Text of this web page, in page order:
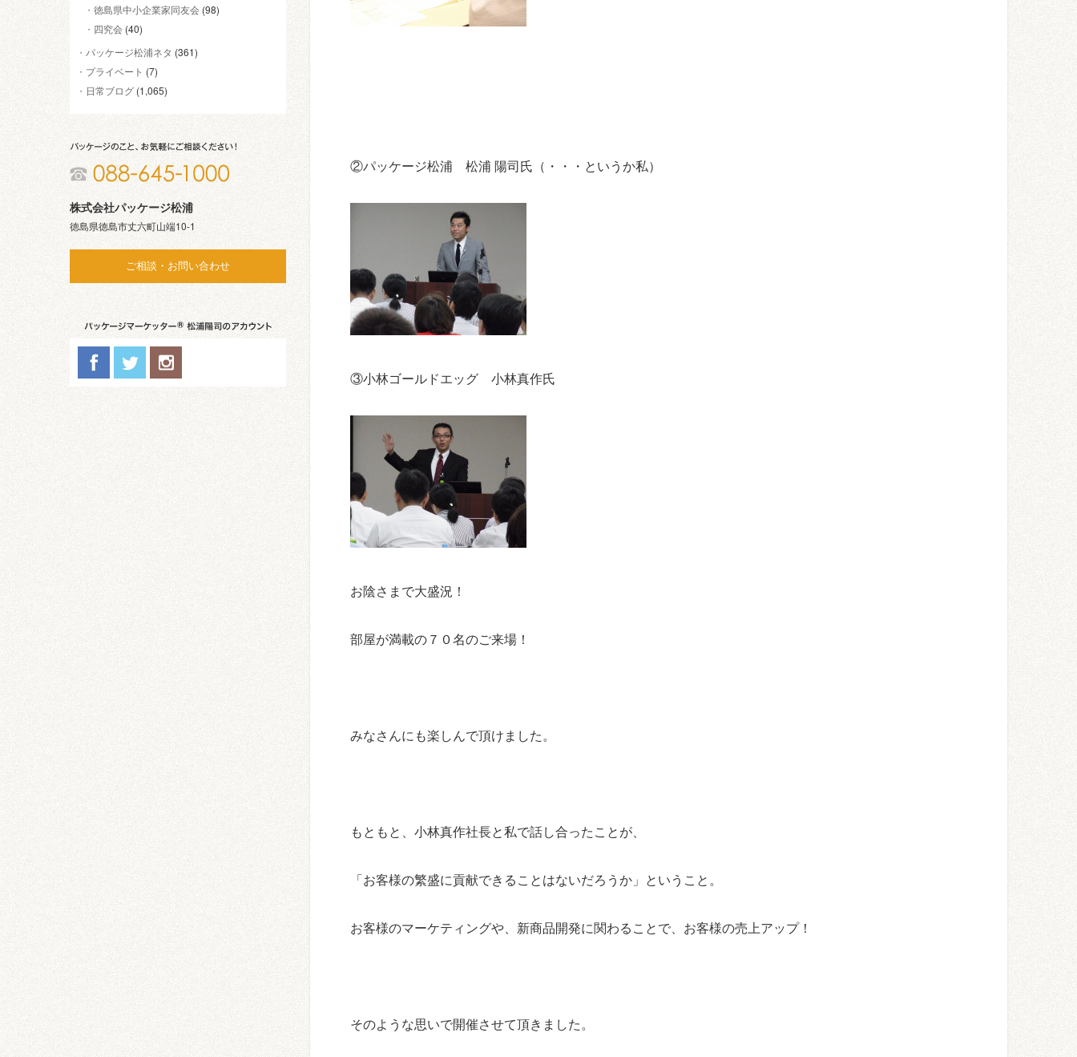
徳島県中小企業家同友会 (98)
四究会 (40)
パッケージ松浦ネタ (361)
プライベート (7)
日常ブログ (1,065)
株式会社パッケージ松浦
徳島県徳島市丈六町山端10-1
ご相談・お問い合わせ
②パッケージ松浦 松浦 陽司氏（・・・というか私）
③小林ゴールドエッグ 小林真作氏
お陰さまで大盛況！
部屋が満載の７０名のご来場！
みなさんにも楽しんで頂けました。
もともと、小林真作社長と私で話し合ったことが、
「お客様の繁盛に貢献できることはないだろうか」ということ。
お客様のマーケティングや、新商品開発に関わることで、お客様の売上アップ！
そのような思いで開催させて頂きました。